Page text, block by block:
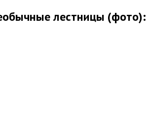
лестницы (фото):